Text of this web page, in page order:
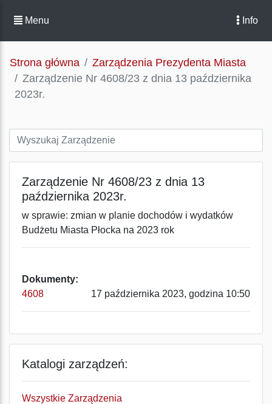
Menu Info
Strona główna
Zarządzenia Prezydenta Miasta
Zarządzenie Nr 4608/23 z dnia 13 października
2023r.
Zarządzenie Nr 4608/23 z dnia 13
października 2023r.
w sprawie: zmian w planie dochodów i wydatków
Budżetu Miasta Płocka na 2023 rok
Dokumenty:
4608
17 października 2023, godzina 10:50
Katalogi zarządzeń:
Wszystkie Zarządzenia